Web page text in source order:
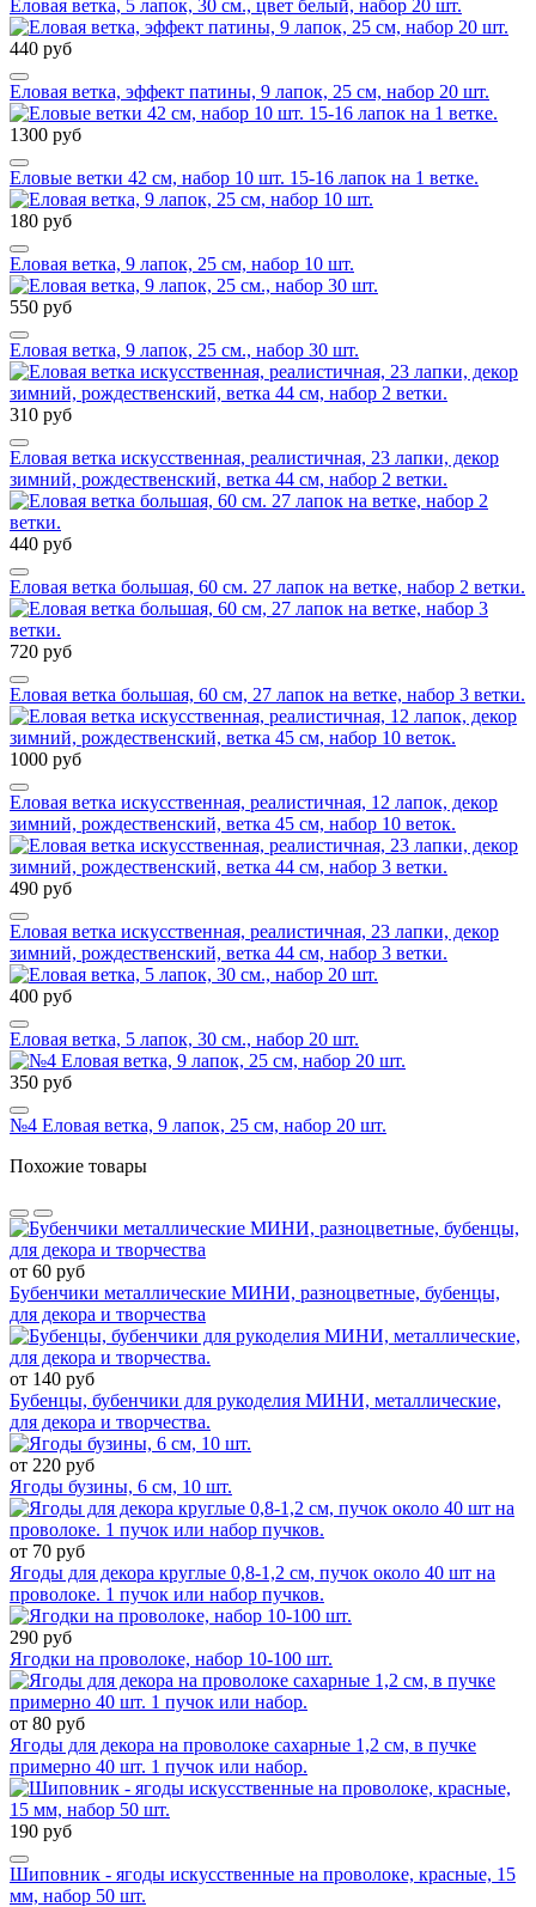
Еловая ветка, 5 лапок, 30 см., цвет белый, набор 20 шт.
440 руб
Еловая ветка, эффект патины, 9 лапок, 25 см, набор 20 шт.
1300 руб
Еловые ветки 42 см, набор 10 шт. 15-16 лапок на 1 ветке.
180 руб
Еловая ветка, 9 лапок, 25 см, набор 10 шт.
550 руб
Еловая ветка, 9 лапок, 25 см., набор 30 шт.
310 руб
Еловая ветка искусственная, реалистичная, 23 лапки, декор
зимний, рождественский, ветка 44 см, набор 2 ветки.
440 руб
Еловая ветка большая, 60 см. 27 лапок на ветке, набор 2 ветки.
720 руб
Еловая ветка большая, 60 см, 27 лапок на ветке, набор 3 ветки.
1000 руб
Еловая ветка искусственная, реалистичная, 12 лапок, декор
зимний, рождественский, ветка 45 см, набор 10 веток.
490 руб
Еловая ветка искусственная, реалистичная, 23 лапки, декор
зимний, рождественский, ветка 44 см, набор 3 ветки.
400 руб
Еловая ветка, 5 лапок, 30 см., набор 20 шт.
350 руб
№4 Еловая ветка, 9 лапок, 25 см, набор 20 шт.
Похожие товары
от 60 руб
Бубенчики металлические МИНИ, разноцветные, бубенцы,
для декора и творчества
от 140 руб
Бубенцы, бубенчики для рукоделия МИНИ, металлические,
для декора и творчества.
от 220 руб
Ягоды бузины, 6 см, 10 шт.
от 70 руб
Ягоды для декора круглые 0,8-1,2 см, пучок около 40 шт на
проволоке. 1 пучок или набор пучков.
290 руб
Ягодки на проволоке, набор 10-100 шт.
от 80 руб
Ягоды для декора на проволоке сахарные 1,2 см, в пучке
примерно 40 шт. 1 пучок или набор.
190 руб
Шиповник - ягоды искусственные на проволоке, красные, 15
мм, набор 50 шт.